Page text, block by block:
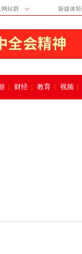
网站群 新媒体
财经 教育 视频